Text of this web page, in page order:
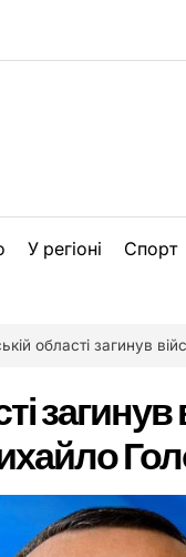
У регіоні Спорт
області загинув